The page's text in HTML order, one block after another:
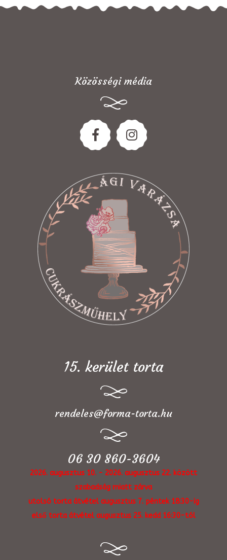
Közösségi média
15. kerület torta
rendeles@forma-torta.hu
06 30 860-3604
2026. augusztus 10. - 2026. augusztus 22. között
szabadság miatt zárva
utolsó torta átvétel augusztus 7. péntek 18:30-ig
első torta átvétel augusztus 25. kedd 16:30-tól